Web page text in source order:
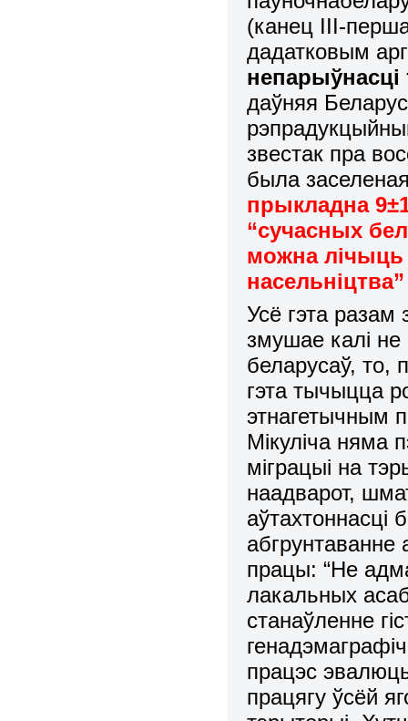
(канец ІІІ-
дадатковым
непарыўнасці
даўняя
рэпрадук
звестак пра
была
прыкладна
“сучасных
можна лічыць
насельніцтва”
Усё гэта разам
змушае калі не
беларусаў, то,
гэта тычыцца
этнагетычным
Мікуліча няма
міграцыі на
наадварот,
аўтахтоннасці
працы: “Не
лакальных
станаўленне
працэс
працягу ўсёй